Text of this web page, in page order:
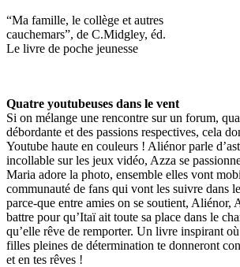
“Ma famille, le collège et autres
cauchemars”, de C.Midgley, éd.
Le livre de poche jeunesse
Quatre youtubeuses dans le vent
Si on mélange une rencontre sur un forum,
débordante et des passions respectives, cela
Youtube haute en couleurs ! Aliénor parle
incollable sur les jeux vidéo, Azza se
Maria adore la photo, ensemble elles vont
communauté de fans qui vont les suivre dans
parce-que entre amies on se soutient, Aliénor,
battre pour qu’Itaï ait toute sa place dans le
qu’elle rêve de remporter. Un livre inspirant
filles pleines de détermination te donneront
et en tes rêves !